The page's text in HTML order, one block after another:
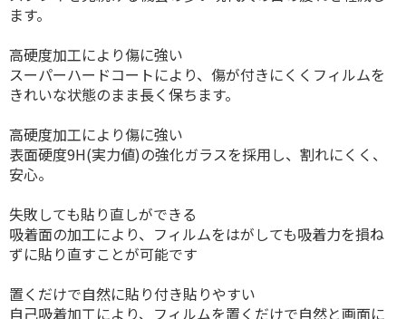
ます。
高硬度加工により傷に強い
スーパーハードコートにより、傷が付きにくくフィルムを
きれいな状態のまま長く保ちます。
高硬度加工により傷に強い
表面硬度9H(実力値)の強化ガラスを採用し、割れにくく、
安心。
失敗しても貼り直しができる
吸着面の加工により、フィルムをはがしても吸着力を損ね
ずに貼り直すことが可能です
置くだけで自然に貼り付き貼りやすい
自己吸着加工により、フィルムを置くだけで自然と画面に